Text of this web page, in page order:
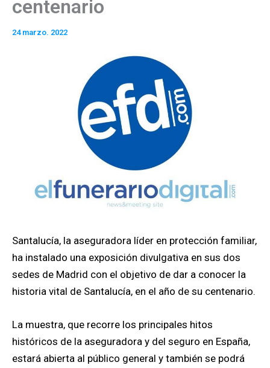
centenario
24 marzo. 2022
Santalucía, la aseguradora líder en protección familiar,
ha instalado una exposición divulgativa en sus dos
sedes de Madrid con el objetivo de dar a conocer la
historia vital de Santalucía, en el año de su centenario.
La muestra, que recorre los principales hitos
históricos de la aseguradora y del seguro en España,
estará abierta al público general y también se podrá